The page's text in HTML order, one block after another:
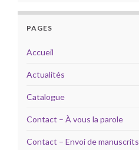
PAGES
Accueil
Actualités
Catalogue
Contact – À vous la parole
Contact – Envoi de manuscrits